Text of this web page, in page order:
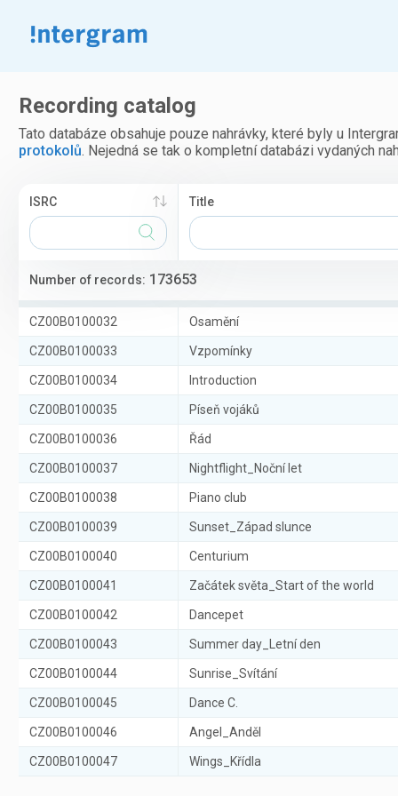
Recording catalog
Tato databáze obsahuje pouze nahrávky, které byly u
protokolů. Nejedná se tak o kompletní databázi vydaných
ISRC Title
Number of records: 173653
CZ00B0100032 Osamění
CZ00B0100033 Vzpomínky
CZ00B0100034 Introduction
CZ00B0100035 Píseň vojáků
CZ00B0100036 Řád
CZ00B0100037 Nightflight_Noční let
CZ00B0100038 Piano club
CZ00B0100039 Sunset_Západ slunce
CZ00B0100040 Centurium
CZ00B0100041 Začátek světa_Start of the world
CZ00B0100042 Dancepet
CZ00B0100043 Summer day_Letní den
CZ00B0100044 Sunrise_Svítání
CZ00B0100045 Dance C.
CZ00B0100046 Angel_Anděl
CZ00B0100047 Wings_Křídla